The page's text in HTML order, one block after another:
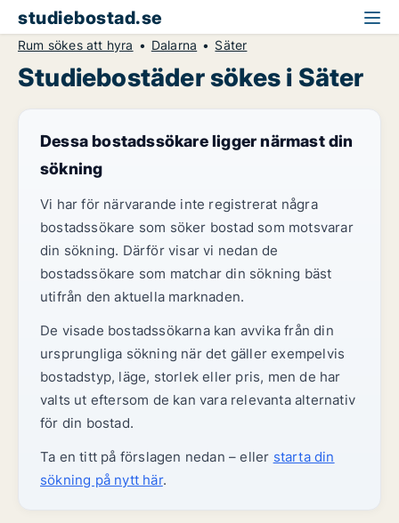
studiebostad.se
Rum sökes att hyra Dalarna Säter
Studiebostäder sökes i Säter
Dessa bostadssökare ligger närmast din
sökning
Vi har för närvarande inte registrerat några
bostadssökare som söker bostad som motsvarar
din sökning. Därför visar vi nedan de
bostadssökare som matchar din sökning bäst
utifrån den aktuella marknaden.
De visade bostadssökarna kan avvika från din
ursprungliga sökning när det gäller exempelvis
bostadstyp, läge, storlek eller pris, men de har
valts ut eftersom de kan vara relevanta alternativ
för din bostad.
Ta en titt på förslagen nedan – eller starta din
sökning på nytt här.